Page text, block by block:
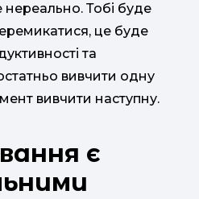
Тобі буде
це буде
та
вивчити одну
вивчити наступну.
є